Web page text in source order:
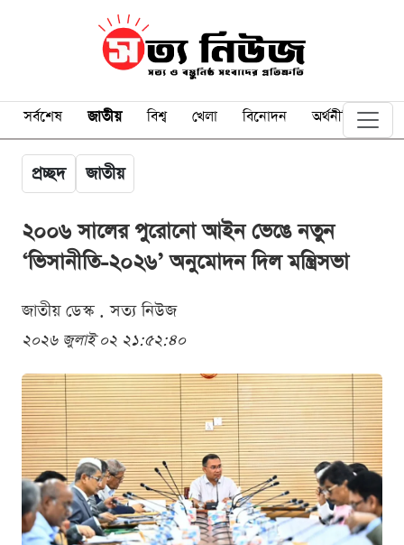
সর্বশেষ জাতীয় বিশ্ব খেলা বিনোদন অর্থনীতি
প্রচ্ছদ জাতীয়
২০০৬ সালের পুরোনো আইন ভেঙে নতুন
‘ভিসানীতি-২০২৬’ অনুমোদন দিল মন্ত্রিসভা
জাতীয় ডেস্ক . সত্য নিউজ
২০২৬ জুলাই ০২ ২১:৫২:৪০